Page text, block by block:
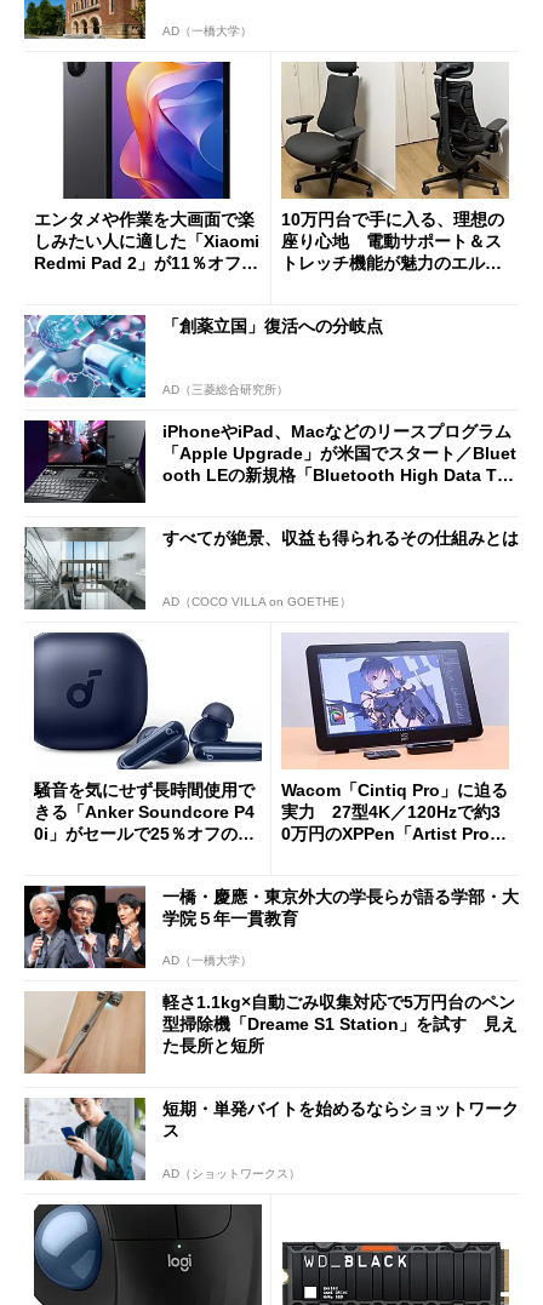
AD（一橋大学）
エンタメや作業を大画面で楽
しみたい人に適した「Xiaomi
Redmi Pad 2」が11％オフの
10万円台で手に入る、理想の
座り心地 電動サポート＆ス
トレッチ機能が魅力のエルゴ
「創薬立国」復活への分岐点
AD（三菱総合研究所）
iPhoneやiPad、Macなどのリースプログラム
「Apple Upgrade」が米国でスタート／Bluet
ooth LEの新規格「Bluetooth High Data Thr
すべてが絶景、収益も得られるその仕組みとは
AD（COCO VILLA on GOETHE）
騒音を気にせず長時間使用で
きる「Anker Soundcore P4
0i」がセールで25％オフの59
Wacom「Cintiq Pro」に迫る
実力 27型4K／120Hzで約3
0万円のXPPen「Artist Pro 2
一橋・慶應・東京外大の学長らが語る学部・大
学院５年一貫教育
AD（一橋大学）
軽さ1.1kg×自動ごみ収集対応で5万円台のペン
型掃除機「Dreame S1 Station」を試す 見え
た長所と短所
短期・単発バイトを始めるならショットワーク
ス
AD（ショットワークス）